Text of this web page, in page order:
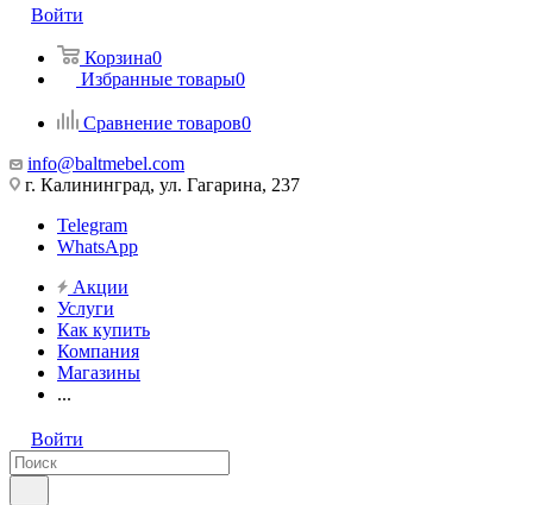
Войти
Корзина0
Избранные товары0
Сравнение товаров0
info@baltmebel.com
г. Калининград, ул. Гагарина, 237
Telegram
WhatsApp
Акции
Услуги
Как купить
Компания
Магазины
...
Войти